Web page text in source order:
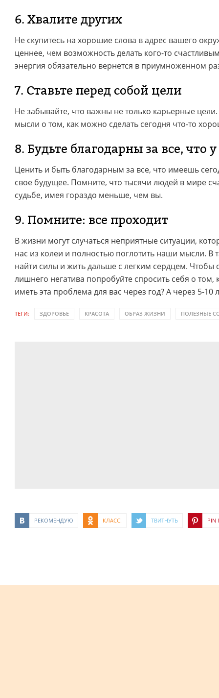
6. Хвалите других
Не скупитесь на хорошие слова в адрес вашего
ценнее, чем возможность делать кого-то
энергия обязательно вернется в приумноженном
7. Ставьте перед собой цели
Не забывайте, что важны не только карьерные
мысли о том, как можно сделать сегодня что-то
8. Будьте благодарны за все, что у
Ценить и быть благодарным за все, что имеешь
свое будущее. Помните, что тысячи людей в мире
судьбе, имея гораздо меньше, чем вы.
9. Помните: все проходит
В жизни могут случаться неприятные ситуации,
нас из колеи и полностью поглотить наши мысли. В
найти силы и жить дальше с легким сердцем. Чтобы
лишнего негатива попробуйте спросить себя о том,
иметь эта проблема для вас через год? А через 5-10
ТЕГИ: ЗДОРОВЬЕ КРАСОТА ОБРАЗ ЖИЗНИ ПОЛЕЗНЫЕ
РЕКОМЕНДУЮ КЛАСС! ТВИТНУТЬ PIN